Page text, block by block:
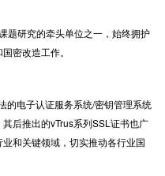
研究的牵头单位之一，始终拥护
密改造工作。
电子认证服务系统/密钥管理系统
后推出的vTrus系列SSL证书也广
和关键领域，切实推动各行业国